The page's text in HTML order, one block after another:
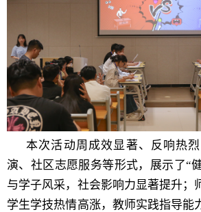
本次活动周成效显著、反响热
演、社区志愿服务等形式，展示了“
与学子风采，社会影响力显著提升；
学生学技热情高涨，教师实践指导能